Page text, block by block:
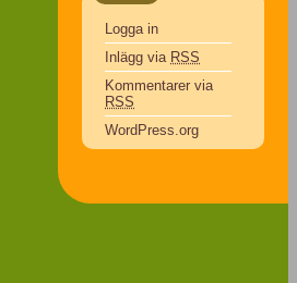
Logga in
Inlägg via RSS
Kommentarer via
RSS
WordPress.org